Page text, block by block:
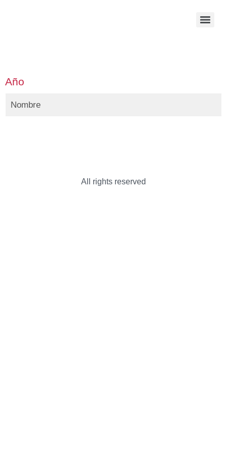
Año
Nombre
All rights reserved